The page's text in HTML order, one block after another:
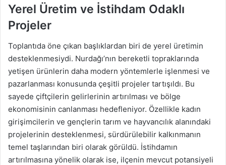
Yerel Üretim ve İstihdam Odaklı
Projeler
Toplantıda öne çıkan başlıklardan biri de yerel üretimin
desteklenmesiydi. Nurdağı’nın bereketli topraklarında
yetişen ürünlerin daha modern yöntemlerle işlenmesi ve
pazarlanması konusunda çeşitli projeler tartışıldı. Bu
sayede çiftçilerin gelirlerinin artırılması ve bölge
ekonomisinin canlanması hedefleniyor. Özellikle kadın
girişimcilerin ve gençlerin tarım ve hayvancılık alanındaki
projelerinin desteklenmesi, sürdürülebilir kalkınmanın
temel taşlarından biri olarak görüldü. İstihdamın
artırılmasına yönelik olarak ise, ilçenin mevcut potansiyeli